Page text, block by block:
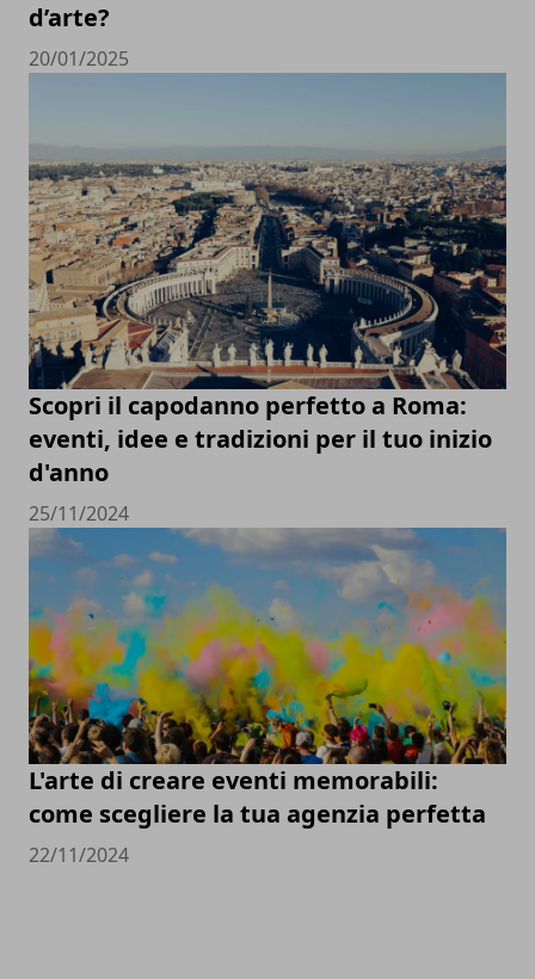
d’arte?
20/01/2025
Scopri il capodanno perfetto a Roma:
eventi, idee e tradizioni per il tuo inizio
d'anno
25/11/2024
L'arte di creare eventi memorabili:
come scegliere la tua agenzia perfetta
22/11/2024